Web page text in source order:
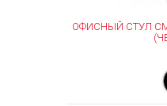
ОФИСНЫЙ СТУЛ